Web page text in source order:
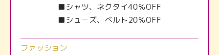
■シャツ、ネクタイ40％OFF
■シューズ、ベルト20％OFF
ファッション